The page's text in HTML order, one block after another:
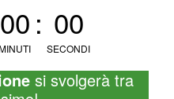
00 : 00
SECONDI
si svolgerà tra